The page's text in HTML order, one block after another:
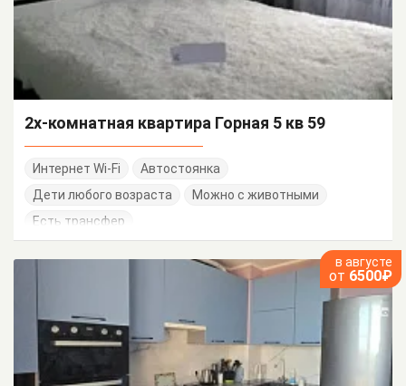
2х-комнатная квартира Горная 5 кв 59
Интернет Wi-Fi
Автостоянка
Дети любого возраста
Можно с животными
Есть трансфер
в августе
от 6500₽